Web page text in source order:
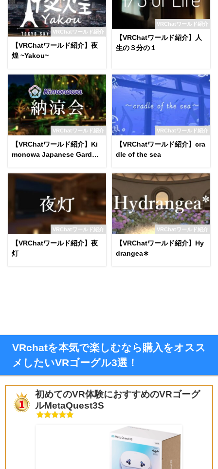
VRChatワールド紹介
【VRChatワールド紹介】夜
煌 ~Yakou~
VRChatワールド紹介
【VRChatワールド紹介】人
生の３分の１
VRChatワールド紹介
【VRChatワールド紹介】Ki
monowa Japanese Garden
VRChatワールド紹介
【VRChatワールド紹介】cra
dle of the sea
VRChatワールド紹介
【VRChatワールド紹介】夜
灯
VRChatワールド紹介
【VRChatワールド紹介】Hy
drangea∗
VRchatを本気で楽しむなら購入をオスス
メしたいVRゴーグル3選！
初めてのVR体験におすすめのVRゴーグ
ルMetaQuest3S